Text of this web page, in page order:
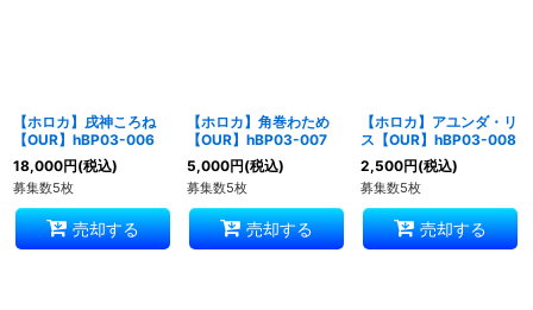
【ホロカ】戌神ころね
【OUR】hBP03-006
18,000円(税込)
募集数5枚
売却する
【ホロカ】角巻わため
【OUR】hBP03-007
5,000円(税込)
募集数5枚
売却する
【ホロカ】アユンダ・リ
ス【OUR】hBP03-008
2,500円(税込)
募集数5枚
売却する